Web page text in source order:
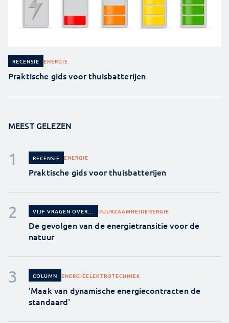
RECENSIE ENERGIE
Praktische gids voor thuisbatterijen
MEEST GELEZEN
RECENSIE ENERGIE
Praktische gids voor thuisbatterijen
VIJF VRAGEN OVER... DUURZAAMHEIDENERGIE
De gevolgen van de energietransitie voor de
natuur
COLUMN ENERGIEELEKTROTECHNIEK
'Maak van dynamische energiecontracten de
standaard'